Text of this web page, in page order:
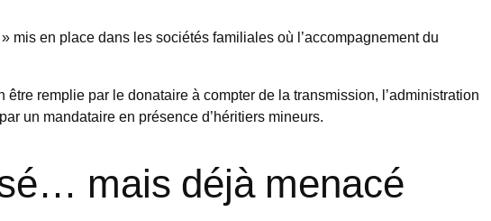
en place dans les sociétés familiales où l’accompagnement du
remplie par le donataire à compter de la transmission, l’administration
un mandataire en présence d’héritiers mineurs.
mais déjà menacé